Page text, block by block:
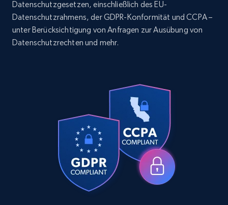
ID, User posted, Name, Description, Date
posted, Photos, URL, Quoted post, and more.
10.3K+ 1.2K+
Account id, Nickname, Biography, Awg
engagement rate, Comment engagement rate,
Like engagement rate, Bio link, Predicted lang,
and more.
963+ Gratis testen
Datenschutzgesetzen, einschließlich des EU-
Datenschutzrahmens, der GDPR-Konformität und CCPA –
unter Berücksichtigung von Anfragen zur Ausübung von
Datenschutzrechten und mehr.